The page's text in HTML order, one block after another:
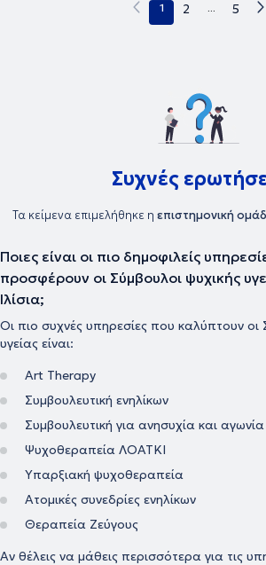
1 2 ... 5
Συχνές
Τα κείμενα επιμελήθηκε η επιστημονική
Ποιες είναι οι πιο δημοφιλείς
προσφέρουν οι Σύμβουλοι ψυχικής
Ιλίσια;
Οι πιο συχνές υπηρεσίες που καλύπτουν οι
υγείας είναι:
Art Therapy
Συμβουλευτική ενηλίκων
Συμβουλευτική για ανησυχία και αγωνία
Ψυχοθεραπεία ΛΟΑΤΚΙ
Υπαρξιακή ψυχοθεραπεία
Ατομικές συνεδρίες ενηλίκων
Θεραπεία Ζεύγους
Αν θέλεις να μάθεις περισσότερα για τις